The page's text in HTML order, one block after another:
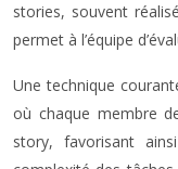
stories, souvent
permet à l’équipe
Une technique
où chaque membre
story, favorisant